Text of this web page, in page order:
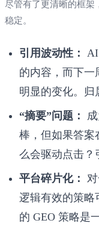
尽管有了更清晰的框架
稳定。
引用波动性：
的内容，而下一
明显的变化。归
“摘要”问题：
棒，但如果答案
么会驱动点击？
平台碎片化：
逻辑有效的策略
的 GEO 策略是